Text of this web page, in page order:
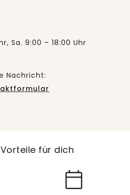
Sa. 9:00 – 18:00 Uhr
Nachricht:
für dich